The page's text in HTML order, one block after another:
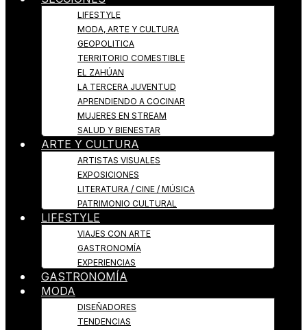
LIFESTYLE
MODA, ARTE Y CULTURA
GEOPOLITICA
TERRITORIO COMESTIBLE
EL ZAHÚAN
LA TERCERA JUVENTUD
APRENDIENDO A COCINAR
MUJERES EN STREAM
SALUD Y BIENESTAR
ARTE Y CULTURA
ARTISTAS VISUALES
EXPOSICIONES
LITERATURA / CINE / MÚSICA
PATRIMONIO CULTURAL
LIFESTYLE
VIAJES CON ARTE
GASTRONOMÍA
EXPERIENCIAS
GASTRONOMÍA
MODA
DISEÑADORES
TENDENCIAS